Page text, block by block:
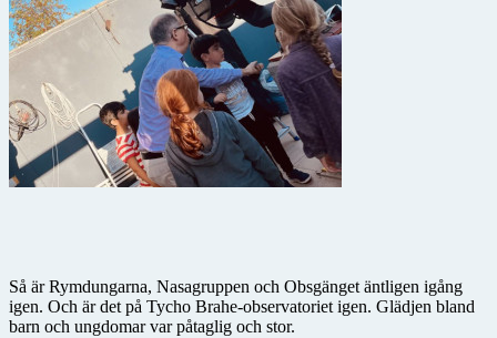
Så är Rymdungarna, Nasagruppen och Obsgänget äntligen igång
igen. Och är det på Tycho Brahe-observatoriet igen. Glädjen bland
barn och ungdomar var påtaglig och stor.